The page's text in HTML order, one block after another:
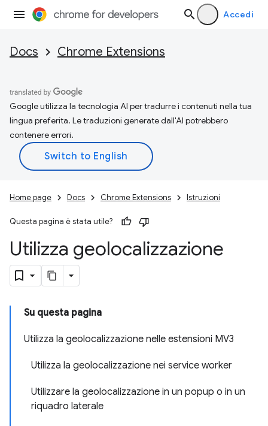
Accedi
Docs Chrome Extensions
Google utilizza la tecnologia AI per tradurre i contenuti nella tua
lingua preferita. Le traduzioni generate dall'AI potrebbero
contenere errori.
Home page Docs Chrome Extensions Istruzioni
Questa pagina è stata utile?
Utilizza geolocalizzazione
Su questa pagina
Utilizza la geolocalizzazione nelle estensioni MV3
Utilizza la geolocalizzazione nei service worker
Utilizzare la geolocalizzazione in un popup o in un
riquadro laterale